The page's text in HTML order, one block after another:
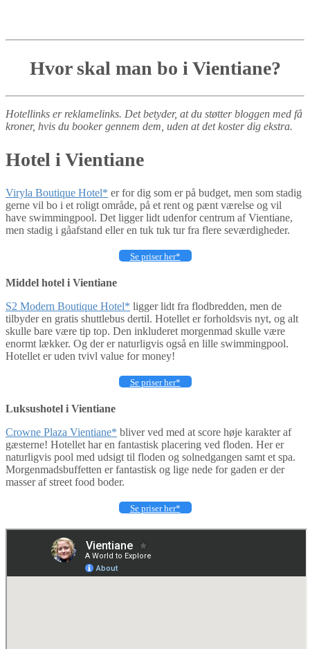
Hvor skal man bo i Vientiane?
Hotellinks er reklamelinks. Det betyder, at du støtter bloggen med få
kroner, hvis du booker gennem dem, uden at det koster dig ekstra.
Hotel i Vientiane
Viryla Boutique Hotel* er for dig som er på budget, men som stadig
gerne vil bo i et roligt område, på et rent og pænt værelse og vil
have swimmingpool. Det ligger lidt udenfor centrum af Vientiane,
men stadig i gåafstand eller en tuk tuk tur fra flere seværdigheder.
Se priser her*
Middel hotel i Vientiane
S2 Modern Boutique Hotel* ligger lidt fra flodbredden, men de
tilbyder en gratis shuttlebus dertil. Hotellet er forholdsvis nyt, og alt
skulle bare være tip top. Den inkluderet morgenmad skulle være
enormt lækker. Og der er naturligvis også en lille swimmingpool.
Hotellet er uden tvivl value for money!
Se priser her*
Luksushotel i Vientiane
Crowne Plaza Vientiane* bliver ved med at score høje karakter af
gæsterne! Hotellet har en fantastisk placering ved floden. Her er
naturligvis pool med udsigt til floden og solnedgangen samt et spa.
Morgenmadsbuffetten er fantastisk og lige nede for gaden er der
masser af street food boder.
Se priser her*